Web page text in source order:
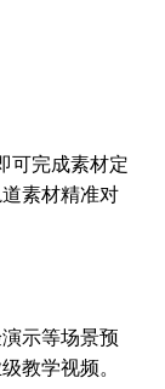
可完成素材定
素材精准对
示等场景预
教学视频。